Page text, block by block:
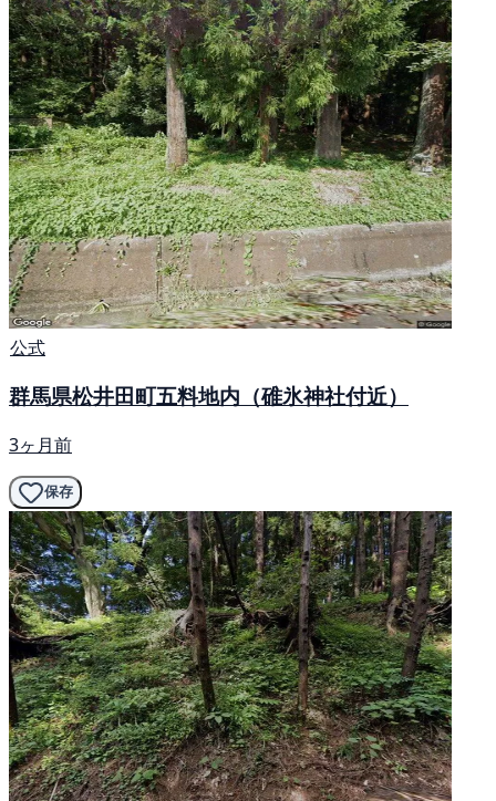
公式
群馬県松井田町五料地内（碓氷神社付近）
3ヶ月前
保存